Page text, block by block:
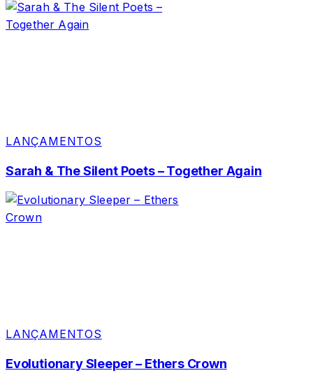
LANÇAMENTOS
Sarah & The Silent Poets – Together Again
LANÇAMENTOS
Evolutionary Sleeper – Ethers Crown